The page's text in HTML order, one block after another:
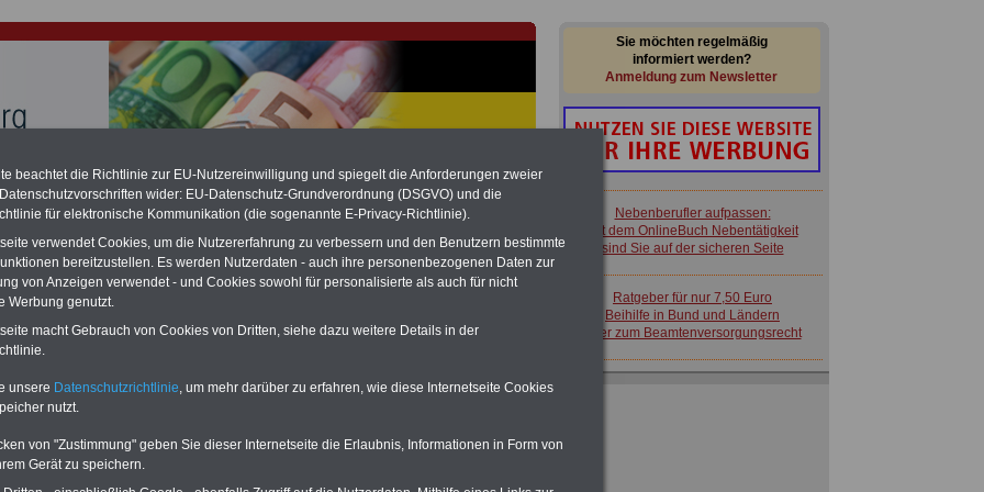
für Beamte & Ruhestandsbeamte (zu geringe Alimentation)
hat die Berliner Landesbesoldung für verfassungs-widrig
muss bis März 2027 eine Neuregelung der Besoldung beschließen). Auch beim
füralle (!) Beamtezwischen mind. 3.000 und 13.000 Euro, Der INFO-
hierzu eine Broschüre heraus, die unmittelbar nach dem Beschluss des
der Bundesregierung vorgelegt wird (wahrscheinlich im Quartal.2026
der Broschüre
Laufbahnbefähigung
für Beamtinnen
versorgungsrecht
wichtigen Themen für Beamte und dem Öff.
Sie möchten regelmäßig
informiert werden?
Anmeldung zum Newsletter
Nebenberufler aufpassen:
mit dem OnlineBuch Nebentätigkeit
sind Sie auf der sicheren Seite
Ratgeber für nur 7,50 Euro
Beihilfe in Bund und Ländern
oder zum Beamtenversorgungsrecht
beachtet die Richtlinie zur EU-Nutzereinwilligung und spiegelt die Anforderungen zweier
wider: EU-Datenschutz-Grundverordnung (DSGVO) und die
für elektronische Kommunikation (die sogenannte E-Privacy-Richtlinie).
verwendet Cookies, um die Nutzererfahrung zu verbessern und den Benutzern bestimmte
bereitzustellen. Es werden Nutzerdaten - auch ihre personenbezogenen Daten zur
von Anzeigen verwendet - und Cookies sowohl für personalisierte als auch für nicht
Werbung genutzt.
macht Gebrauch von Cookies von Dritten, siehe dazu weitere Details in der
unsere Datenschutzrichtlinie , um mehr darüber zu erfahren, wie diese Internetseite Cookies
nutzt.
von "Zustimmung" geben Sie dieser Internetseite die Erlaubnis, Informationen in Form von
Gerät zu speichern.